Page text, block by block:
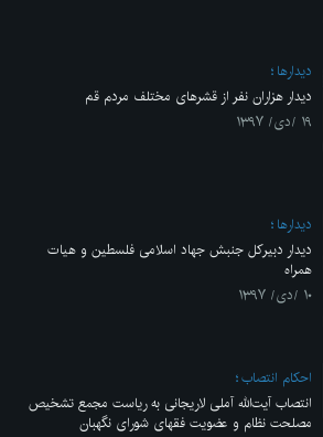
ديدارها
دیدار هزاران نفر از قشرهای مختلف مردم قم
۱۹ /دی/ ۱۳۹۷
ديدارها
دیدار دبیرکل جنبش جهاد اسلامی فلسطین و هیات
همراه
۱۰ /دی/ ۱۳۹۷
احکام انتصاب
انتصاب آیت‌الله آملی لاریجانی به ریاست مجمع تشخیص
مصلحت نظام و عضویت فقهای شورای نگهبان